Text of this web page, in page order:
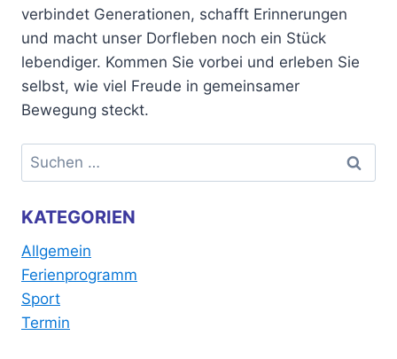
verbindet Generationen, schafft Erinnerungen
und macht unser Dorfleben noch ein Stück
lebendiger. Kommen Sie vorbei und erleben Sie
selbst, wie viel Freude in gemeinsamer
Bewegung steckt.
Suchen
nach:
KATEGORIEN
Allgemein
Ferienprogramm
Sport
Termin